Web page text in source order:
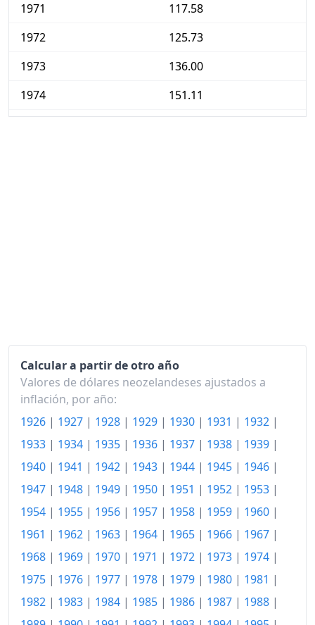
1971
117.58
1972
125.73
1973
136.00
1974
151.11
1984
527.83
1986
689.71
1987
798.30
849.19
1989
897.73
1990
952.48
1991
977.27
Calcular a partir de otro año
Valores de dólares neozelandeses ajustados a
inflación, por año:
1926 | 1927 | 1928 | 1929 | 1930 | 1931 | 1932 |
1933 | 1934 | 1935 | 1936 | 1937 | 1938 | 1939 |
1940 | 1941 | 1942 | 1943 | 1944 | 1945 | 1946 |
1947 | 1948 | 1949 | 1950 | 1951 | 1952 | 1953 |
1954 | 1955 | 1956 | 1957 | 1958 | 1959 | 1960 |
1961 | 1962 | 1963 | 1964 | 1965 | 1966 | 1967 |
1968 | 1969 | 1970 | 1971 | 1972 | 1973 | 1974 |
1975 | 1976 | 1977 | 1978 | 1979 | 1980 | 1981 |
1982 | 1983 | 1984 | 1985 | 1986 | 1987 | 1988 |